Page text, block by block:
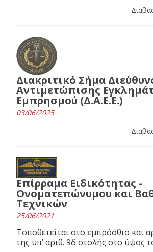
Διακριτικό Σήμα
Αντιμετώπισης
Εμπρησμού (Δ.Α.Ε.Ε.)
03/06/2025
Επίρραμα Ειδικότητας -
Ονοματεπώνυμου και
Τεχνικών
25/06/2021
Τοποθετείται στο εμπρόσθιο και
της υπ’ αριθ. 9δ στολής στο ύψος